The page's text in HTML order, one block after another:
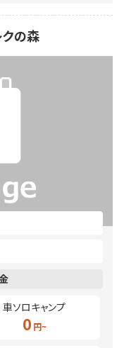
の森
車ソロキャンプ
0